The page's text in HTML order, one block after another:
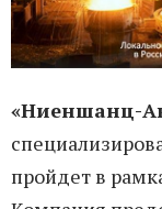
«Ниеншанц-
пройдет в